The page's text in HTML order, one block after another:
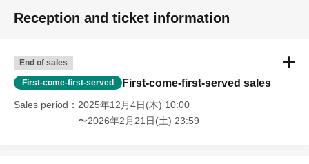
Reception and ticket information
End of sales
First-come-first-served First-come-first-served sales
Sales period
2025年12月4日(木) 10:00
〜2026年2月21日(土) 23:59